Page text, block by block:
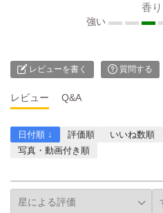
に素早くなじみ 体中に広げ
ウダーが お肌のキメを整え
てくれる♥︎ 甘めのラベンダ
ー香りで そんな強くなくて
ふんわりなの✨💕 クリエイ
トと公式サイトで販売中🛒
是非𝙘𝙝𝙚𝙘𝙠してみて下さい
𓂃🐰🤍 leivy_japan #PR #レ
#自分磨き #カサカサ #乾燥
肌 #ラベンダー #パールパ
香り
強い
レビューを書く 質問する
レビュー Q&A
日付順 ↓ 評価順 いいね数順
写真・動画付き順